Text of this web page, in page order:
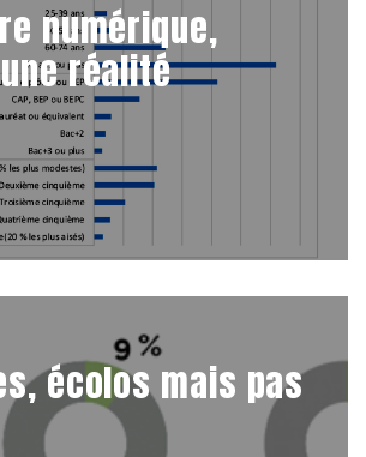
numérique,
réalité
écolos mais pas